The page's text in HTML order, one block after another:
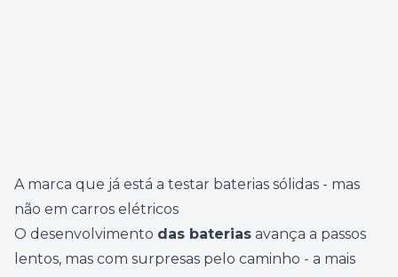
A marca que já está a testar baterias sólidas - mas
não em carros elétricos
O desenvolvimento das baterias avança a passos
lentos, mas com surpresas pelo caminho - a mais